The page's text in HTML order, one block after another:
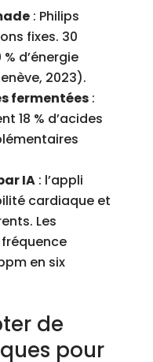
: Philips
fixes. 30
d’énergie
2023).
fermentées:
18 % d’acides
IA: l’appli
cardiaque et
Les
en six
de
pour